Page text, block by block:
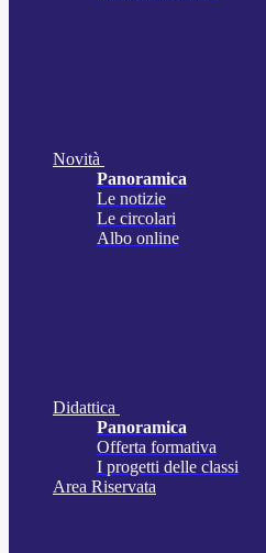
Novità
Panoramica
Le notizie
Le circolari
Albo online
Didattica
Panoramica
Offerta formativa
I progetti delle classi
Area Riservata